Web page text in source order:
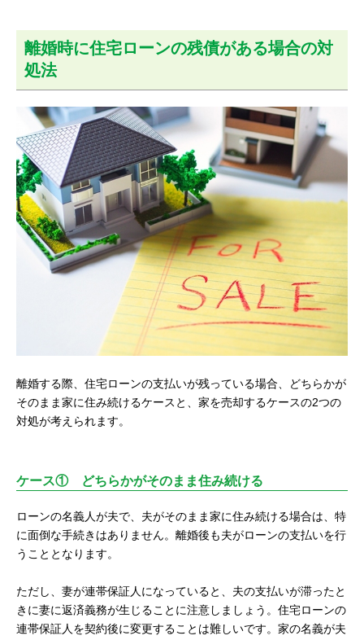
離婚時に住宅ローンの残債がある場合の対
処法
離婚する際、住宅ローンの支払いが残っている場合、どちらかが
そのまま家に住み続けるケースと、家を売却するケースの2つの
対処が考えられます。
ケース① どちらかがそのまま住み続ける
ローンの名義人が夫で、夫がそのまま家に住み続ける場合は、特
に面倒な手続きはありません。離婚後も夫がローンの支払いを行
うこととなります。
ただし、妻が連帯保証人になっていると、夫の支払いが滞ったと
きに妻に返済義務が生じることに注意しましょう。住宅ローンの
連帯保証人を契約後に変更することは難しいです。家の名義が夫